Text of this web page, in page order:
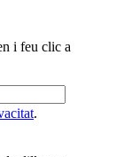
i feu clic a
.